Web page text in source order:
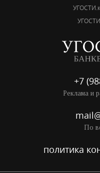
+7
Реклама и
По
политика